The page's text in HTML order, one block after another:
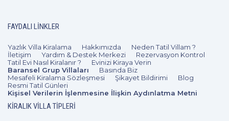
konaklamalarda bile evinizin rahatlığını aratmaz. Tüm bu
fonksiyonel bir yaşam alanı haline getirir.
Neden Otel Yerine Villa?
Mahremiyet ve Konfor
Açısından Avantajlar
FAYDALI LINKLER
Yazlık Villa Kiralama Hakkımızda
Neden Tatil Villam ?
İletişim
Yardım & Destek Merkezi
Rezervasyon Kontrol
Tatil Evi Nasıl Kiralanır ?
Evinizi Kiraya Verin
Baransel Grup Villaları
Basında Biz
Mesafeli Kiralama Sözleşmesi
Şikayet Bildirimi
Blog
Resmi Tatil Günleri
Kişisel Verilerin İşlenmesine İlişkin Aydınlatma Metni
KIRALIK VILLA TIPLERI